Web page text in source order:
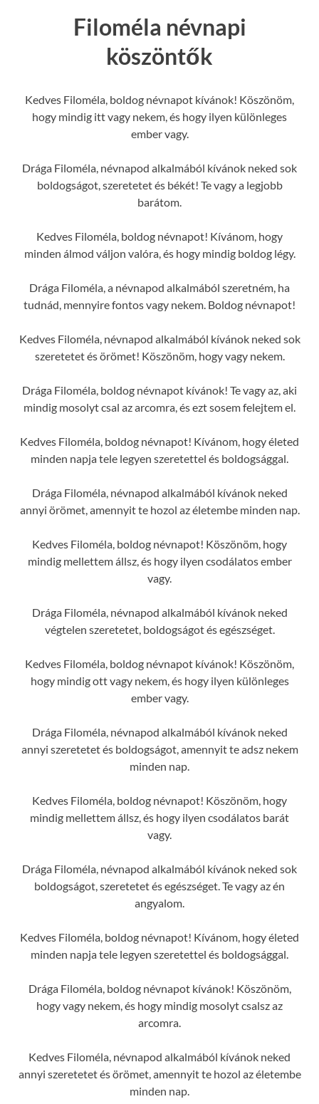
Filoméla névnapi
köszöntők
Kedves Filoméla, boldog névnapot kívánok! Köszönöm,
hogy mindig itt vagy nekem, és hogy ilyen különleges
ember vagy.
Drága Filoméla, névnapod alkalmából kívánok neked sok
boldogságot, szeretetet és békét! Te vagy a legjobb
barátom.
Kedves Filoméla, boldog névnapot! Kívánom, hogy
minden álmod váljon valóra, és hogy mindig boldog légy.
Drága Filoméla, a névnapod alkalmából szeretném, ha
tudnád, mennyire fontos vagy nekem. Boldog névnapot!
Kedves Filoméla, névnapod alkalmából kívánok neked sok
szeretetet és örömet! Köszönöm, hogy vagy nekem.
Drága Filoméla, boldog névnapot kívánok! Te vagy az, aki
mindig mosolyt csal az arcomra, és ezt sosem felejtem el.
Kedves Filoméla, boldog névnapot! Kívánom, hogy életed
minden napja tele legyen szeretettel és boldogsággal.
Drága Filoméla, névnapod alkalmából kívánok neked
annyi örömet, amennyit te hozol az életembe minden nap.
Kedves Filoméla, boldog névnapot! Köszönöm, hogy
mindig mellettem állsz, és hogy ilyen csodálatos ember
vagy.
Drága Filoméla, névnapod alkalmából kívánok neked
végtelen szeretetet, boldogságot és egészséget.
Kedves Filoméla, boldog névnapot kívánok! Köszönöm,
hogy mindig ott vagy nekem, és hogy ilyen különleges
ember vagy.
Drága Filoméla, névnapod alkalmából kívánok neked
annyi szeretetet és boldogságot, amennyit te adsz nekem
minden nap.
Kedves Filoméla, boldog névnapot! Köszönöm, hogy
mindig mellettem állsz, és hogy ilyen csodálatos barát
vagy.
Drága Filoméla, névnapod alkalmából kívánok neked sok
boldogságot, szeretetet és egészséget. Te vagy az én
angyalom.
Kedves Filoméla, boldog névnapot! Kívánom, hogy életed
minden napja tele legyen szeretettel és boldogsággal.
Drága Filoméla, boldog névnapot kívánok! Köszönöm,
hogy vagy nekem, és hogy mindig mosolyt csalsz az
arcomra.
Kedves Filoméla, névnapod alkalmából kívánok neked
annyi szeretetet és örömet, amennyit te hozol az életembe
minden nap.